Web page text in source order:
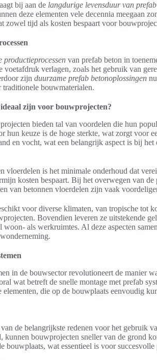
bij aan de langdurige levensduur van
deze elementen vele decennia meegaan
zowel tijd als kosten bespaart voor
van prefab beton in
voetafdruk verlagen, zoals het gebruik van
zijn duurzame prefab betonoplossingen
bouwmaterialen.
zijn voor bouwprojecten?
bieden tal van voordelen die hun
hun keuze is de hoge sterkte, wat zorgt voor
en vocht, wat een belangrijk aspect is bij
vloerdelen is het minimale onderhoud dat
kosten bespaart. Bij het overwegen van
van betonnen vloerdelen zijn vaak
voor diverse klimaten, van tropische tot
Bovendien leveren ze uitstekende
als werkruimtes. Al deze aspecten
in de bouwsector revolutioneert de manier
wat betreft de snelle montage met prefab
die op de bouwplaats eenvoudig
de belangrijkste redenen voor het gebruik
kunnen bouwprojecten sneller van de grond
bouwplaats, wat essentieel is voor